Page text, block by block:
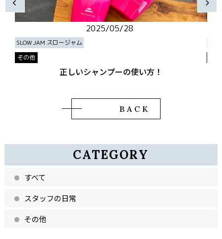
2025/05/28
SLOW JAM スロージャム
その他
正しいシャンプーの使い方！
BACK
CATEGORY
すべて
スタッフの日常
その他